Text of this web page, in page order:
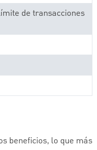
de transacciones
beneficios, lo que más